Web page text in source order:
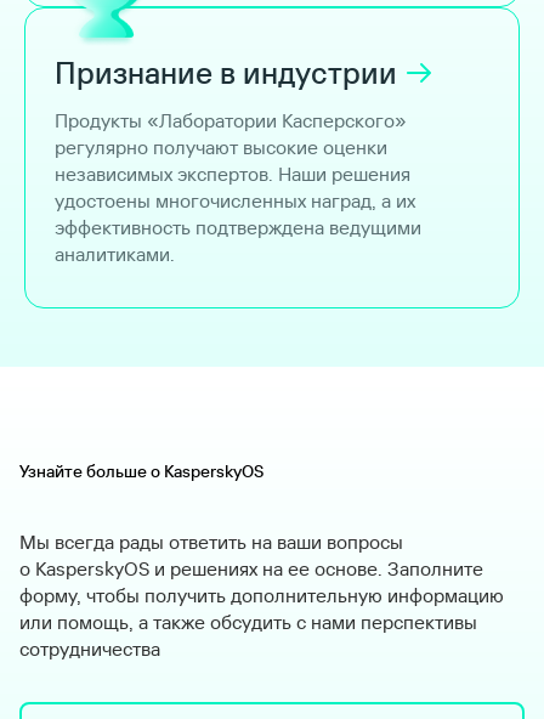
Признание в индустрии
Продукты «Лаборатории Касперского»
регулярно получают высокие оценки
независимых экспертов. Наши решения
удостоены многочисленных наград, а их
эффективность подтверждена ведущими
аналитиками.
Узнайте больше о KasperskyOS
Мы всегда рады ответить на ваши вопросы
о KasperskyOS и решениях на ее основе. Заполните
форму, чтобы получить дополнительную информацию
или помощь, а также обсудить с нами перспективы
сотрудничества